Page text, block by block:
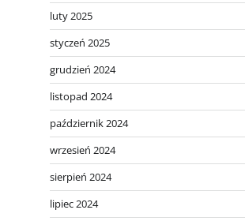
luty 2025
styczeń 2025
grudzień 2024
listopad 2024
październik 2024
wrzesień 2024
sierpień 2024
lipiec 2024